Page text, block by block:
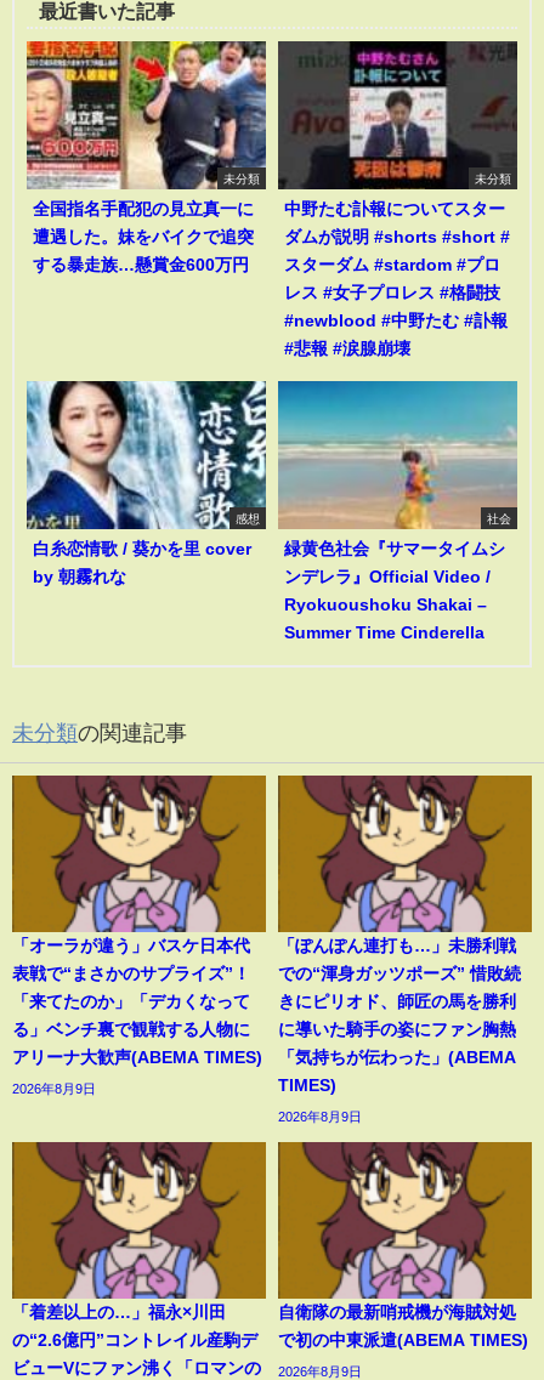
最近書いた記事
未分類
全国指名手配犯の見立真一に
遭遇した。妹をバイクで追突
する暴走族…懸賞金600万円
未分類
中野たむ訃報についてスター
ダムが説明 #shorts #short #
スターダム #stardom #プロ
レス #女子プロレス #格闘技
#newblood #中野たむ #訃報
#悲報 #涙腺崩壊
感想
白糸恋情歌 / 葵かを里 cover
by 朝霧れな
社会
緑黄色社会『サマータイムシ
ンデレラ』Official Video /
Ryokuoushoku Shakai –
Summer Time Cinderella
未分類の関連記事
「オーラが違う」バスケ日本代
表戦で“まさかのサプライズ”！
「来てたのか」「デカくなって
る」ベンチ裏で観戦する人物に
アリーナ大歓声(ABEMA TIMES)
2026年8月9日
「ぽんぽん連打も…」未勝利戦
での“渾身ガッツポーズ” 惜敗続
きにピリオド、師匠の馬を勝利
に導いた騎手の姿にファン胸熱
「気持ちが伝わった」(ABEMA
TIMES)
2026年8月9日
「着差以上の…」福永×川田
の“2.6億円”コントレイル産駒デ
ビューVにファン沸く「ロマンの
自衛隊の最新哨戒機が海賊対処
で初の中東派遣(ABEMA TIMES)
2026年8月9日